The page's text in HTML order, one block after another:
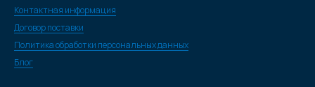
Контактная информация
Договор поставки
Политика обработки персональных данных
Блог